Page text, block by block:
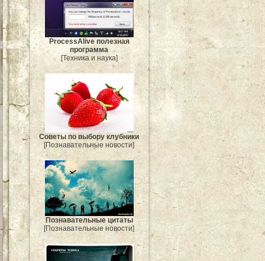
ProcessAlive полезная
программа
[Техника и наука]
Советы по выбору клубники
[Познавательные новости]
Познавательные цитаты
[Познавательные новости]